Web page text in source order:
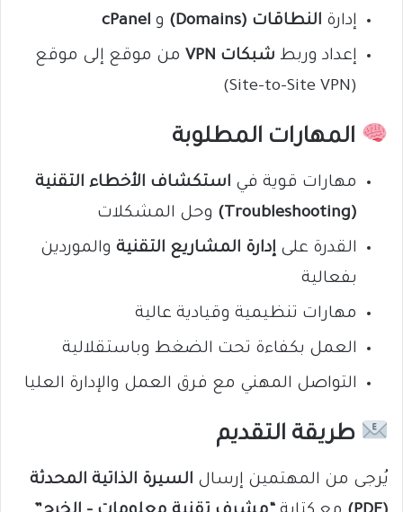
إدارة النطاقات (Domains) و cPanel
إعداد وربط شبكات VPN
من موقع إلى موقع
(Site-to-Site VPN)
المهارات المطلوبة
مهارات قوية في استكشاف الأخطاء التقنية
(Troubleshooting)
وحل المشكلات
القدرة على إدارة المشاريع التقنية والموردين
بفعالية
مهارات تنظيمية وقيادية عالية
العمل بكفاءة تحت الضغط وباستقلالية
التواصل المهني مع فرق العمل والإدارة العليا
طريقة التقديم
يُرجى من المهتمين إرسال السيرة الذاتية المحدثة